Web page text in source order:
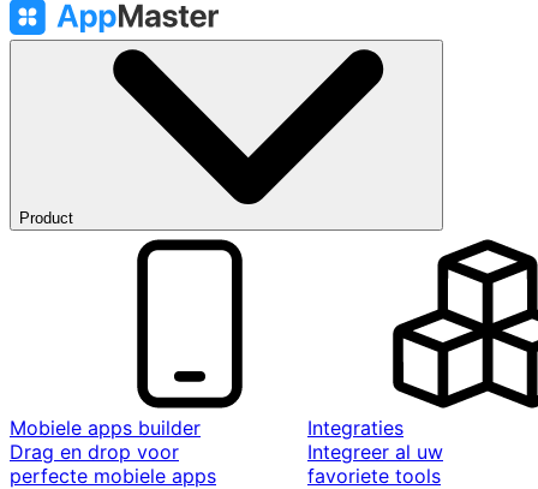
Product
Mobiele apps builder
Drag en drop voor
perfecte mobiele apps
Integraties
Integreer al uw
favoriete tools